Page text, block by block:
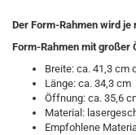
Der Form-Rahmen wird
Form-Rahmen mit großer
Breite: ca. 41,3 cm
Länge: ca. 34,3 cm
Öffnung: ca. 35,6
Material:
Empfohlene